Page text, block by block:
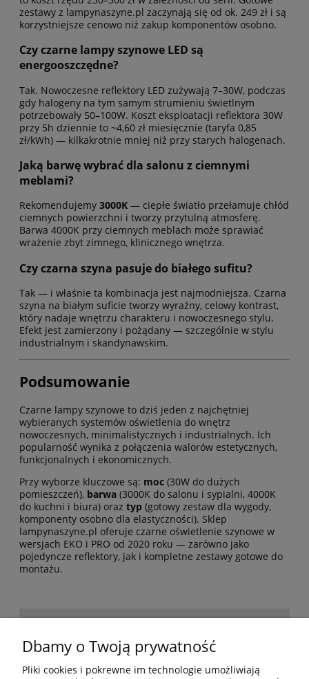
zestawy z lampynaszyne.pl zaczynają się od ok. 249 zł i są
korzystniejsze cenowo niż zakup komponentów osobno.
Czy czarne lampy szynowe LED są
energooszczędne?
Tak. Nowoczesne reflektory LED zużywają 7–30W, podczas
gdy halogeny na tym samym strumieniu świetlnym
potrzebowały 50–100W. Koszt eksploatacji reflektora 30W
przy 5h dziennie to ~4,60 zł miesięcznie (taryfa 0,85
zł/kWh) — kilkakrotnie mniej niż przy starych halogenach.
Jaką barwę wybrać dla salonu z ciemnymi
meblami?
Rekomendujemy 3000K — ciepłe światło przełamuje chłód
ciemnych powierzchni i tworzy przytulną atmosferę.
Barwa 4000K przy ciemnych meblach może sprawiać
wrażenie zbyt zimnego, klinicznego wnętrza.
Czy czarna szyna pasuje do białego sufitu?
Tak — i właśnie ta kombinacja jest najmodniejsza. Czarna
szyna na białym suficie tworzy wyraźny, celowy kontrast,
który nadaje wnętrzu charakteru i nowoczesnego stylu.
Efekt jest zamierzony i pożądany — szczególnie w stylu
industrialnym i skandynawskim.
Podsumowanie
Czarne lampy szynowe to dziś jeden z najchętniej
wybieranych systemów oświetlenia do wnętrz
nowoczesnych, minimalistycznych i industrialnych. Ich
popularność wynika z połączenia walorów estetycznych,
funkcjonalnych i ekonomicznych.
Przy wyborze kluczowe są: moc (30W do dużych
pomieszczeń), barwa (3000K do salonu i sypialni, 4000K
do kuchni i biura) oraz typ (gotowy zestaw dla wygody,
komponenty osobno dla elastyczności). Sklep
lampynaszyne.pl oferuje czarne oświetlenie szynowe w
wersjach EKO i PRO od 2020 roku — zarówno jako
pojedyncze reflektory, jak i kompletne zestawy gotowe do
montażu.
Dbamy o Twoją prywatność
Pliki cookies i pokrewne im technologie umożliwiają